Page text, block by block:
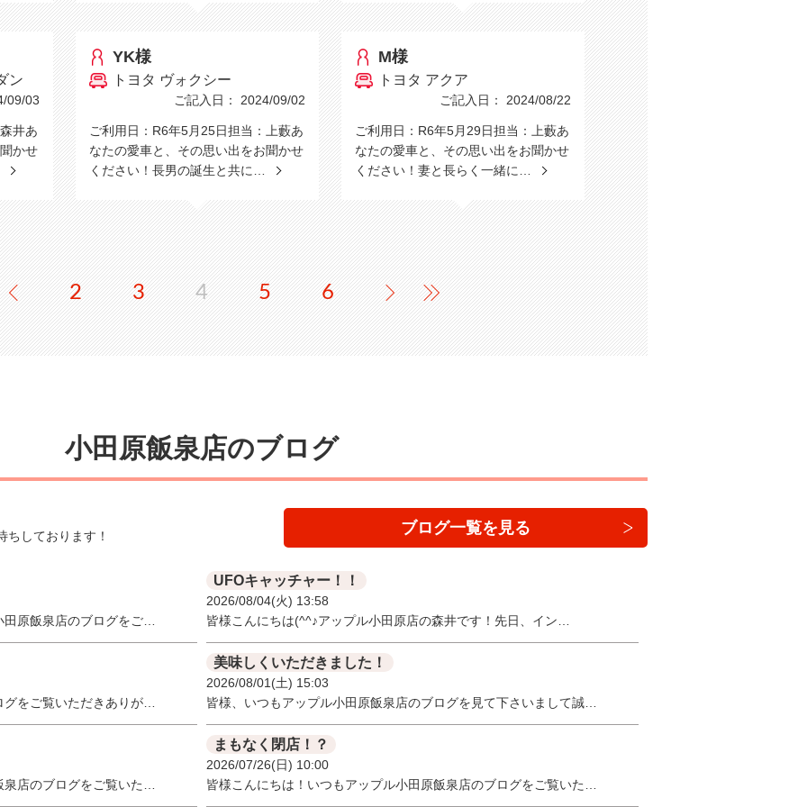
ン
09/03
井あ
かせ
YK様
トヨタ ヴォクシー
ご記入日： 2024/09/02
ご利用日：R6年5月25日担当：上藪あ
なたの愛車と、その思い出をお聞かせ
ください！長男の誕生と共に…
M様
トヨタ アクア
ご記入日： 2024/08/22
ご利用日：R6年5月29日担当：上藪あ
なたの愛車と、その思い出をお聞かせ
ください！妻と長らく一緒に…
2 3 4 5 6
小田原飯泉店のブログ
しております！ ブログ一覧を見る
原飯泉店のブログをご…
UFOキャッチャー！！
2026/08/04(火) 13:58
皆様こんにちは(^^♪アップル小田原店の森井です！先日、イン…
をご覧いただきありが…
美味しくいただきました！
2026/08/01(土) 15:03
皆様、いつもアップル小田原飯泉店のブログを見て下さいまして誠…
店のブログをご覧いた…
まもなく閉店！？
2026/07/26(日) 10:00
皆様こんにちは！いつもアップル小田原飯泉店のブログをご覧いた…